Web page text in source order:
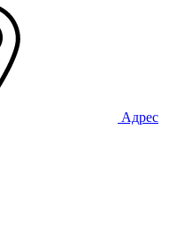
Адрес